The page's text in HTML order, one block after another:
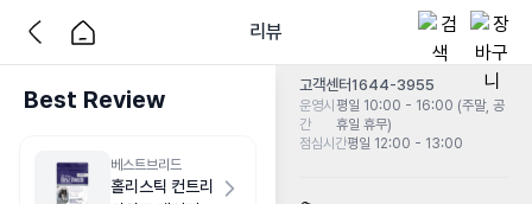
리뷰
Best Review
베스트브리드
홀리스틱 컨트리
고객센터1644-3955
운영시
간
평일 10:00 - 16:00 (주말, 공
휴일 휴무)
점심시간평일 12:00 - 13:00